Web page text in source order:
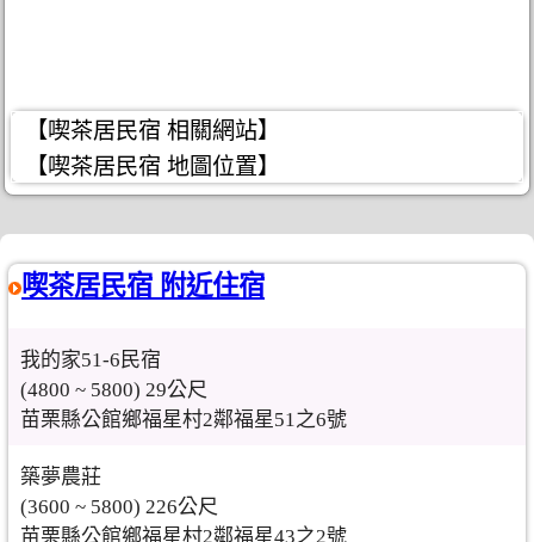
【喫茶居民宿 相關網站】
【喫茶居民宿 地圖位置】
喫茶居民宿 附近住宿
我的家51-6民宿
(4800 ~ 5800) 29公尺
苗栗縣公館鄉福星村2鄰福星51之6號
築夢農莊
(3600 ~ 5800) 226公尺
苗栗縣公館鄉福星村2鄰福星43之2號